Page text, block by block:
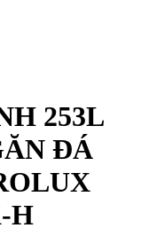
253L
ĐÁ
H